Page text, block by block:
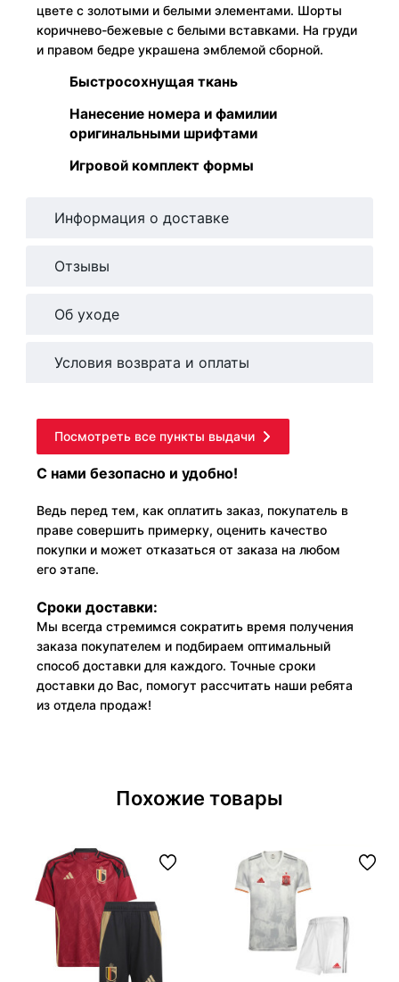
цвете с золотыми и белыми элементами. Шорты
коричнево-бежевые с белыми вставками. На груди
и правом бедре украшена эмблемой сборной.
Быстросохнущая ткань
Нанесение номера и фамилии
оригинальными шрифтами
Игровой комплект формы
Информация о доставке
Отзывы
Об уходе
Условия возврата и оплаты
Посмотреть все пункты выдачи
С нами безопасно и удобно!
Ведь перед тем, как оплатить заказ, покупатель в
праве совершить примерку, оценить качество
покупки и может отказаться от заказа на любом
его этапе.
Сроки доставки:
Мы всегда стремимся сократить время получения
заказа покупателем и подбираем оптимальный
способ доставки для каждого. Точные сроки
доставки до Вас, помогут рассчитать наши ребята
из отдела продаж!
Похожие товары